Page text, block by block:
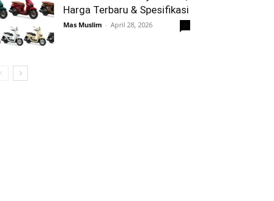
Harga Terbaru & Spesifikasi
Mas Muslim - April 28, 2026